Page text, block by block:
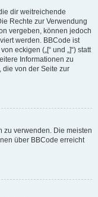
dir weitreichende
Rechte zur Verwendung
vergeben, können jedoch
werden. BBCode ist
eckigen („[“ und „]“) statt
Informationen zu
die von der Seite zur
zu verwenden. Die meisten
über BBCode erreicht